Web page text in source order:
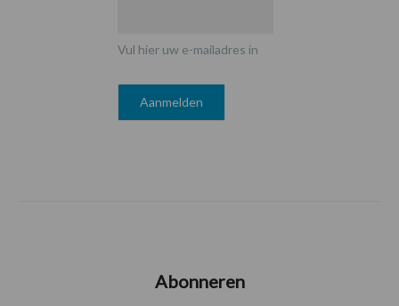
Vul hier uw e-mailadres in
Abonneren